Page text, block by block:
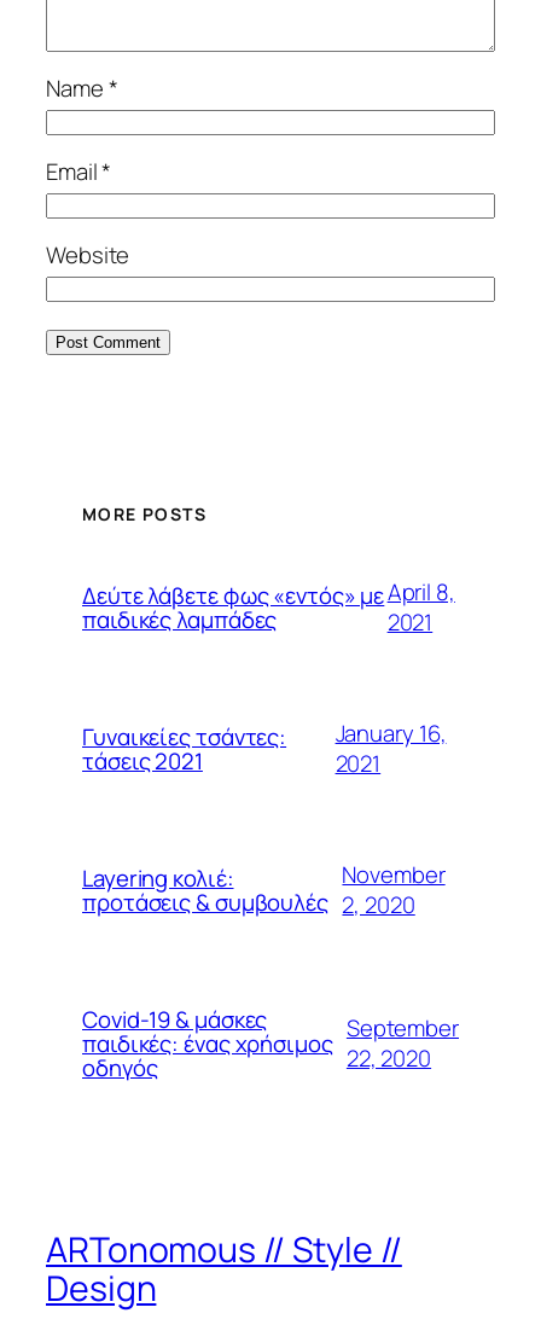
Name*
Email*
Website
MORE POSTS
Δεύτε λάβετε φως «εντός» με
παιδικές λαμπάδες
April 8,
2021
Γυναικείες τσάντες:
τάσεις 2021
January 16,
2021
Layering κολιέ:
προτάσεις & συμβουλές
November
2, 2020
Covid-19 & μάσκες
παιδικές: ένας χρήσιμος
οδηγός
September
22, 2020
ARTonomous // Style //
Design